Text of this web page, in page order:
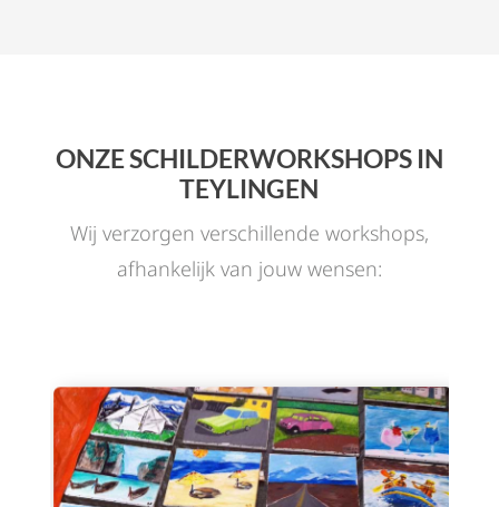
ONZE SCHILDERWORKSHOPS IN
TEYLINGEN
Wij verzorgen verschillende workshops,
afhankelijk van jouw wensen: